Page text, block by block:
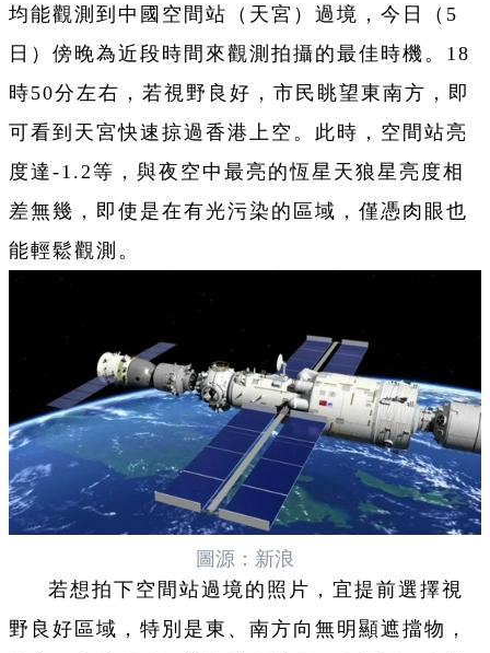
均能觀測到中國空間站 （天宮） 過境，今日（5
日）傍晚為近段時間來觀測拍攝的最佳時機。18
時50分左右，若視野良好，市民眺望東南方，即
可看到天宮快速掠過香港上空。此時，空間站亮
度達-1.2等，與夜空中最亮的恆星天狼星亮度相
差無幾，即使是在有光污染的區域，僅憑肉眼也
能輕鬆觀測。
圖源：新浪
若想拍下空間站過境的照片，宜提前選擇視
野良好區域，特別是東、南方向無明顯遮擋物，